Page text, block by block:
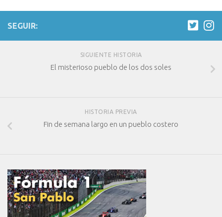
SEGUIR:
SIGUIENTE HISTORIA
El misterioso pueblo de los dos soles
HISTORIA PREVIA
Fin de semana largo en un pueblo costero